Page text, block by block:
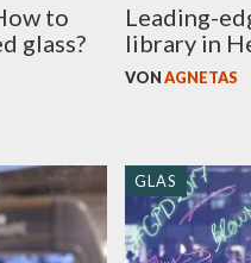
to
glass?
Leading-
library in
VONAGNETAS
GLAS